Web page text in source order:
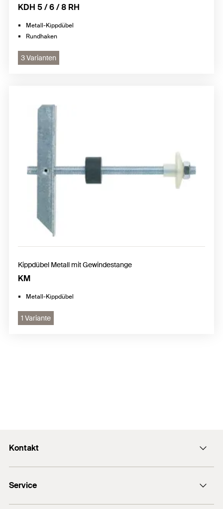
KDH 5 / 6 / 8 RH
Metall-Kippdübel
Rundhaken
3 Varianten
Kippdübel Metall mit Gewindestange
KM
Metall-Kippdübel
1 Variante
Kontakt
Presse
Newsletter
Service